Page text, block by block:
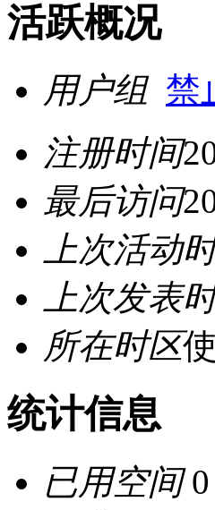
活跃概况
用户组 禁
注册时间
最后访问
上次活动
上次发表
所在时区
统计信息
已用空间0